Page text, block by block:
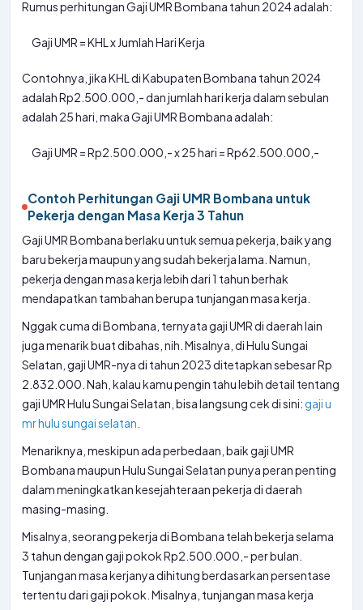
Rumus perhitungan Gaji UMR Bombana tahun 2024 adalah:
Gaji UMR = KHL x Jumlah Hari Kerja
Contohnya, jika KHL di Kabupaten Bombana tahun 2024
adalah Rp2.500.000,- dan jumlah hari kerja dalam sebulan
adalah 25 hari, maka Gaji UMR Bombana adalah:
Gaji UMR = Rp2.500.000,- x 25 hari = Rp62.500.000,-
Contoh Perhitungan Gaji UMR Bombana untuk
Pekerja dengan Masa Kerja 3 Tahun
Gaji UMR Bombana berlaku untuk semua pekerja, baik yang
baru bekerja maupun yang sudah bekerja lama. Namun,
pekerja dengan masa kerja lebih dari 1 tahun berhak
mendapatkan tambahan berupa tunjangan masa kerja.
Nggak cuma di Bombana, ternyata gaji UMR di daerah lain
juga menarik buat dibahas, nih. Misalnya, di Hulu Sungai
Selatan, gaji UMR-nya di tahun 2023 ditetapkan sebesar Rp
2.832.000. Nah, kalau kamu pengin tahu lebih detail tentang
gaji UMR Hulu Sungai Selatan, bisa langsung cek di sini: gaji u
mr hulu sungai selatan
Menariknya, meskipun ada perbedaan, baik gaji UMR
Bombana maupun Hulu Sungai Selatan punya peran penting
dalam meningkatkan kesejahteraan pekerja di daerah
masing-masing.
Misalnya, seorang pekerja di Bombana telah bekerja selama
3 tahun dengan gaji pokok Rp2.500.000,- per bulan.
Tunjangan masa kerjanya dihitung berdasarkan persentase
tertentu dari gaji pokok. Misalnya, tunjangan masa kerja